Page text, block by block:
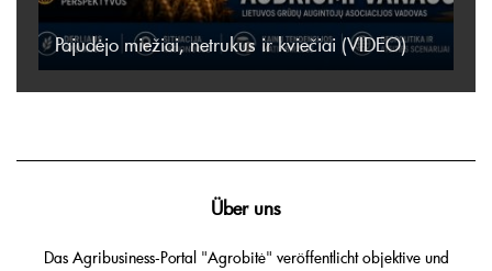
Pajudėjo miežiai, netrukus ir kviečiai (VIDEO)
Über uns
Das Agribusiness-Portal "Agrobitė" veröffentlicht objektive und